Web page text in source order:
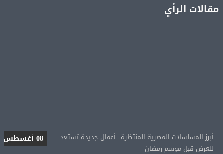
مقالات الرأي
للعرض قبل موسم رمضان